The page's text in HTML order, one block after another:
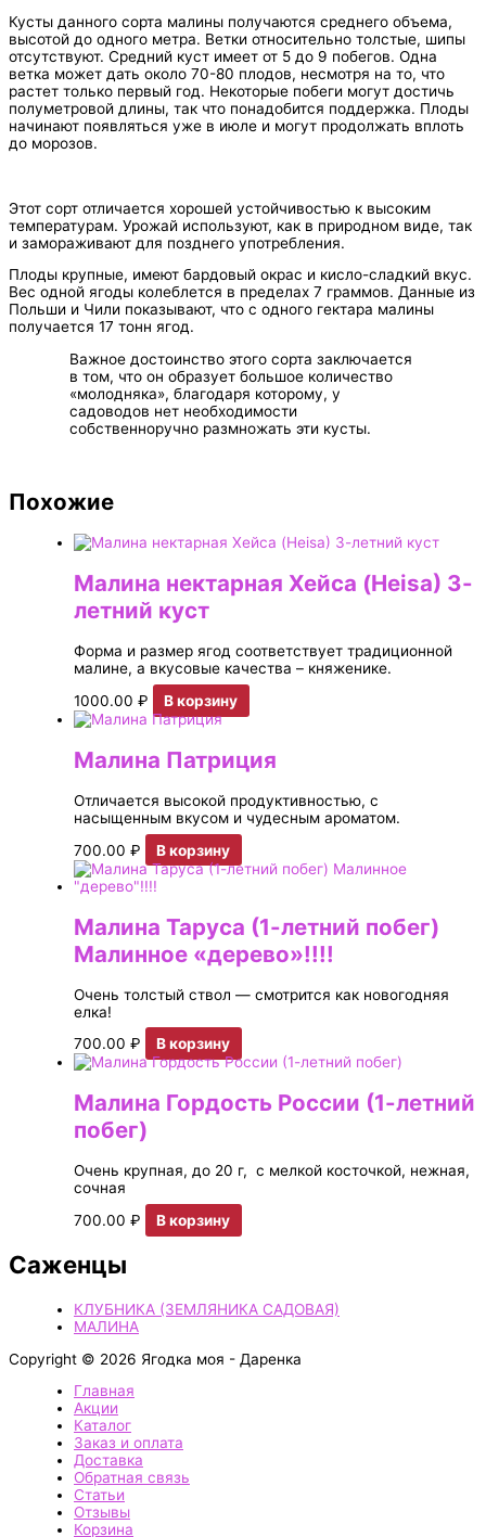
Кусты данного сорта малины получаются среднего объема,
высотой до одного метра. Ветки относительно толстые, шипы
отсутствуют. Средний куст имеет от 5 до 9 побегов. Одна
ветка может дать около 70-80 плодов, несмотря на то, что
растет только первый год. Некоторые побеги могут достичь
полуметровой длины, так что понадобится поддержка. Плоды
начинают появляться уже в июле и могут продолжать вплоть
до морозов.
Этот сорт отличается хорошей устойчивостью к высоким
температурам. Урожай используют, как в природном виде, так
и замораживают для позднего употребления.
Плоды крупные, имеют бардовый окрас и кисло-сладкий вкус.
Вес одной ягоды колеблется в пределах 7 граммов. Данные из
Польши и Чили показывают, что с одного гектара малины
получается 17 тонн ягод.
Важное достоинство этого сорта заключается
в том, что он образует большое количество
«молодняка», благодаря которому, у
садоводов нет необходимости
собственноручно размножать эти кусты.
Похожие
Малина нектарная Хейса (Heisa) 3-
летний куст
Форма и размер ягод соответствует традиционной
малине, а вкусовые качества – княженике.
1000.00 ₽ В корзину
Малина Патриция
Отличается высокой продуктивностью, с
насыщенным вкусом и чудесным ароматом.
700.00 ₽ В корзину
Малина Таруса (1-летний побег)
Малинное «дерево»!!!!
Очень толстый ствол — смотрится как новогодняя
елка!
700.00 ₽ В корзину
Малина Гордость России (1-летний
побег)
Очень крупная, до 20 г, с мелкой косточкой, нежная,
сочная
700.00 ₽ В корзину
Саженцы
КЛУБНИКА (ЗЕМЛЯНИКА САДОВАЯ)
МАЛИНА
Copyright © 2026 Ягодка моя - Даренка
Главная
Акции
Каталог
Заказ и оплата
Доставка
Обратная связь
Статьи
Отзывы
Корзина